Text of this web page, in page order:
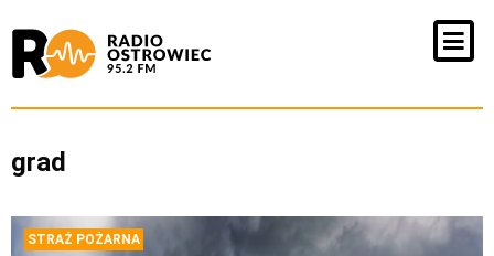
grad
STRAŻ POŻARNA